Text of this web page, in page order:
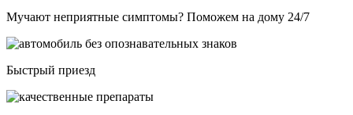
Мучают неприятные симптомы? Поможем на дому 24/7
Быстрый приезд